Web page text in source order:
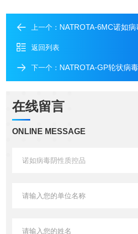
上一个： NATROTA-6MC诺如
返回列表
下一个： NATROTA-GP轮状病
在线留言
ONLINE MESSAGE